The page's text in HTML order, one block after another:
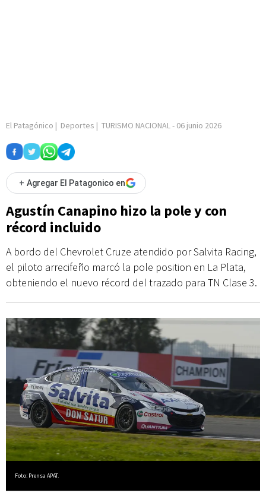
El Patagónico | Deportes | TURISMO NACIONAL- 06 junio 2026
+ Agregar El Patagonico en
Agustín Canapino hizo la pole y con
récord incluido
A bordo del Chevrolet Cruze atendido por Salvita Racing,
el piloto arrecifeño marcó la pole position en La Plata,
obteniendo el nuevo récord del trazado para TN Clase 3.
Foto: Prensa APAT.